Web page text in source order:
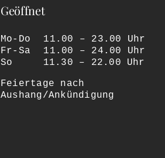
Geöffnet
Mo-Do
11.00 – 23.00 Uhr
Fr-Sa
11.00 – 24.00 Uhr
So
11.30 – 22.00 Uhr
Feiertage nach
Aushang/Ankündigung